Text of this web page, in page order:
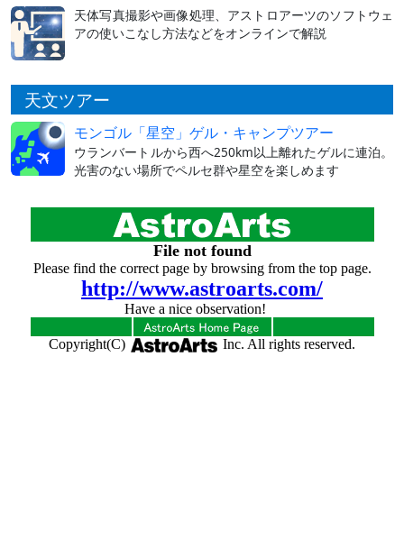
天体写真撮影や画像処理、アストロアーツのソフトウェ
アの使いこなし方法などをオンラインで解説
天文ツアー
モンゴル「星空」ゲル・キャンプツアー
ウランバートルから西へ250km以上離れたゲルに連泊。
光害のない場所でペルセ群や星空を楽しめます